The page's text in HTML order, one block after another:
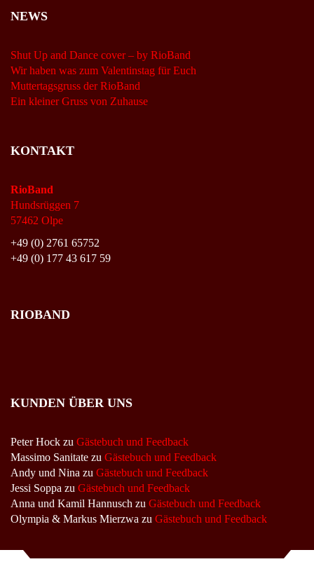
NEWS
Shut Up and Dance cover – by RioBand
Wir haben was zum Valentinstag für Euch
Muttertagsgruss der RioBand
Ein kleiner Gruss von Zuhause
KONTAKT
RioBand
Hundsrüggen 7
57462 Olpe
+49 (0) 2761 65752
+49 (0) 177 43 617 59
RIOBAND
KUNDEN ÜBER UNS
Peter Hock zu Gästebuch und Feedback
Massimo Sanitate zu Gästebuch und Feedback
Andy und Nina zu Gästebuch und Feedback
Jessi Soppa zu Gästebuch und Feedback
Anna und Kamil Hannusch zu Gästebuch und Feedback
Olympia & Markus Mierzwa zu Gästebuch und Feedback